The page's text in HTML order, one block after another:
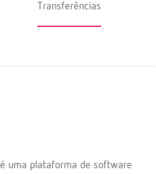
Transferências
é uma plataforma de software